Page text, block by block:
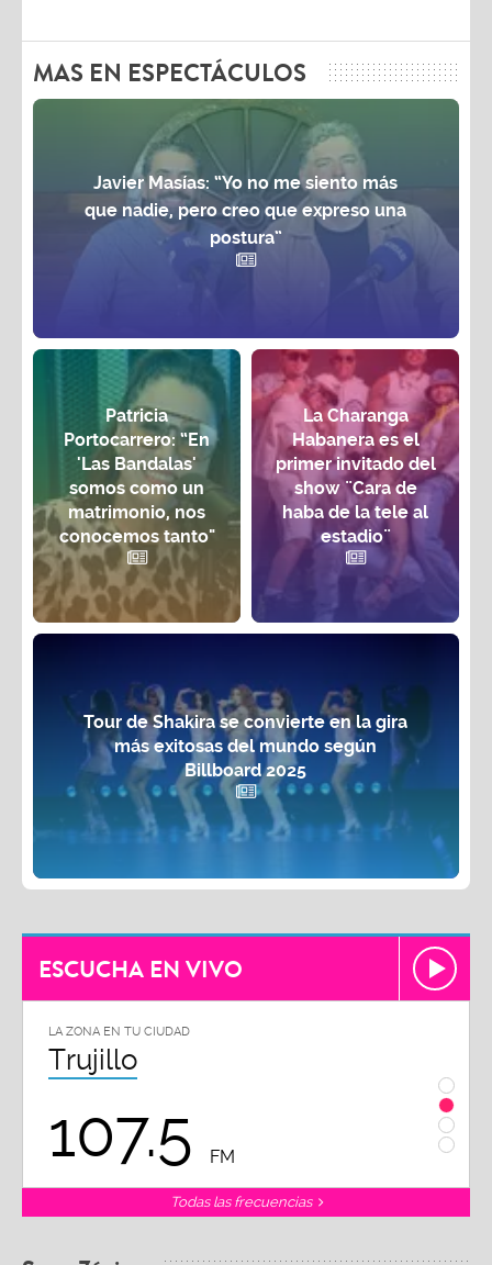
MAS EN ESPECTÁCULOS
Javier Masías: “Yo no me siento más
que nadie, pero creo que expreso una
postura”
Patricia
Portocarrero: “En
'Las Bandalas'
somos como un
matrimonio, nos
conocemos tanto"
La Charanga
Habanera es el
primer invitado del
show ¨Cara de
haba de la tele al
estadio¨
Tour de Shakira se convierte en la gira
más exitosas del mundo según
Billboard 2025
ESCUCHA EN VIVO
LA ZONA EN TU CIUDAD
Trujillo
107.5 FM
Todas las frecuencias